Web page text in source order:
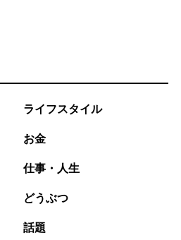
ライフスタイル
お金
仕事・人生
どうぶつ
話題